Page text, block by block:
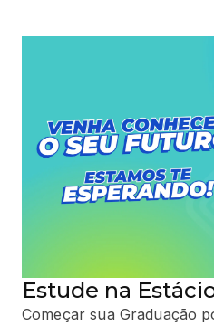
Estude na
Começar sua Graduação